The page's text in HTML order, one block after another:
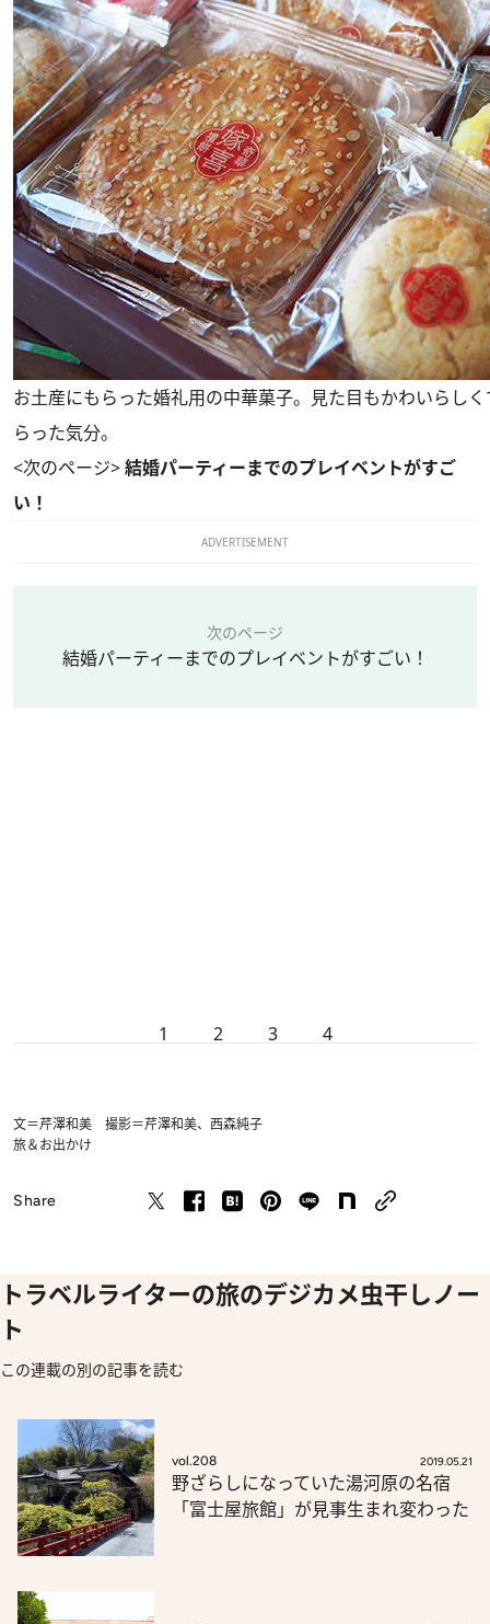
お土産にもらった婚礼用の中華菓子。見た目もかわいらし
らった気分。
<次のページ>結婚パーティーまでのプレイベントがすご
い！
ADVERTISEMENT
次のページ
結婚パーティーまでのプレイベントがすごい！
1 2 3 4
文＝芹澤和美 撮影＝芹澤和美、西森純子
旅＆お出かけ
Share
トラベルライターの旅のデジカメ虫干しノー
ト
この連載の別の記事を読む
vol.208 2019.05.21
野ざらしになっていた湯河原の名宿
「富士屋旅館」が見事生まれ変わった